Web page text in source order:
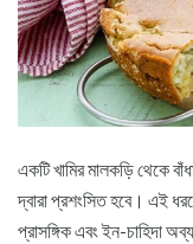
একটি খামির মালকড়ি থেকে
দ্বারা প্রশংসিত হবে। এই
প্রাসঙ্গিক এবং ইন-চাহিদা